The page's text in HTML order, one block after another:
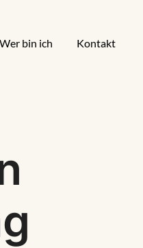
Wer bin ich Kontakt